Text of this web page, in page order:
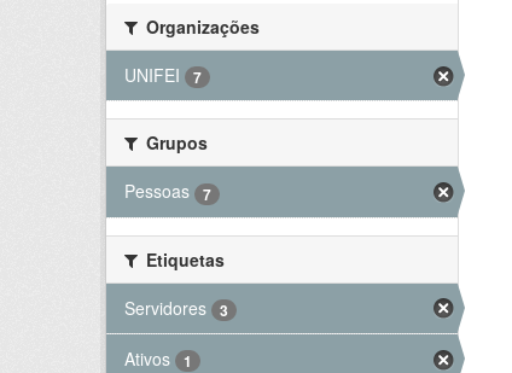
Organizações
UNIFEI
7
Grupos
Pessoas
7
Etiquetas
Servidores
3
Ativos 1